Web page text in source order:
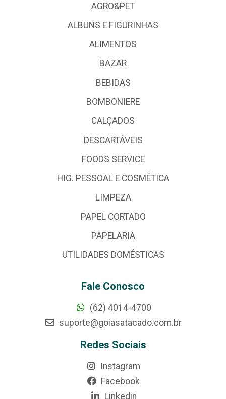
AGRO&PET
ALBUNS E FIGURINHAS
ALIMENTOS
BAZAR
BEBIDAS
BOMBONIERE
CALÇADOS
DESCARTÁVEIS
FOODS SERVICE
HIG. PESSOAL E COSMÉTICA
LIMPEZA
PAPEL CORTADO
PAPELARIA
UTILIDADES DOMÉSTICAS
Fale Conosco
(62) 4014-4700
suporte@goiasatacado.com.br
Redes Sociais
Instagram
Facebook
Linkedin